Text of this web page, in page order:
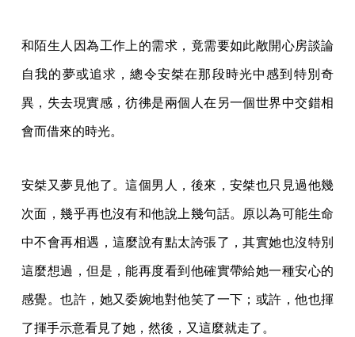
和陌生人因為工作上的需求，竟需要如此敞開心房談論
自我的夢或追求，總令安桀在那段時光中感到特別奇
異，失去現實感，彷彿是兩個人在另一個世界中交錯相
會而借來的時光。
安桀又夢見他了。這個男人，後來，安桀也只見過他幾
次面，幾乎再也沒有和他說上幾句話。原以為可能生命
中不會再相遇，這麼說有點太誇張了，其實她也沒特別
這麼想過，但是，能再度看到他確實帶給她一種安心的
感覺。也許，她又委婉地對他笑了一下；或許，他也揮
了揮手示意看見了她，然後，又這麼就走了。